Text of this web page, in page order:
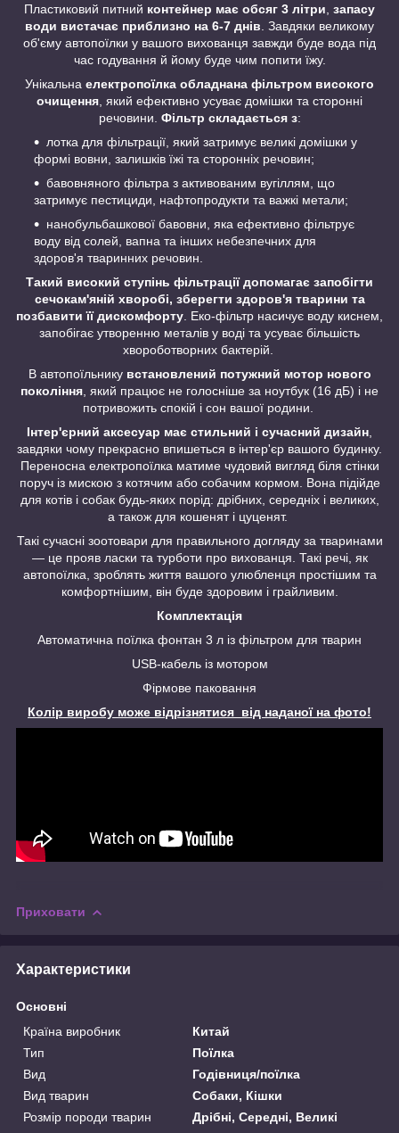
Пластиковий питний контейнер має обсяг 3 літри запасу
води вистачає приблизно на 6-7 днів . Завдяки великому
об'єму автопоїлки у вашого вихованця завжди буде вода під
час годування й йому буде чим попити їжу.
Унікальна електропоїлка обладнана фільтром високого
очищення , який ефективно усуває домішки та сторонні
речовини. Фільтр складається з:
лотка для фільтрації, який затримує великі домішки у
формі вовни, залишків їжі та сторонніх речовин;
бавовняного фільтра з активованим вугіллям, що
затримує пестициди, нафтопродукти та важкі метали;
нанобульбашкової бавовни, яка ефективно фільтрує
воду від солей, вапна та інших небезпечних для
здоров'я тваринних речовин.
Такий високий ступінь фільтрації допомагає запобігти
сечокам'яній хворобі, зберегти здоров'я тварини та
позбавити її дискомфорту . Еко-фільтр насичує воду киснем,
запобігає утворенню металів у воді та усуває більшість
хвороботворних бактерій.
В автопоїльнику встановлений потужний мотор нового
покоління , який працює не голосніше за ноутбук (16 дБ) і не
потривожить спокій і сон вашої родини.
Інтер'єрний аксесуар має стильний і сучасний дизайн
завдяки чому прекрасно впишеться в інтер'єр вашого будинку.
Переносна електропоїлка матиме чудовий вигляд біля стінки
поруч із мискою з котячим або собачим кормом. Вона підійде
для котів і собак будь-яких порід: дрібних, середніх і великих,
а також для кошенят і цуценят.
Такі сучасні зоотовари для правильного догляду за тваринами
— це прояв ласки та турботи про вихованця. Такі речі, як
автопоїлка, зроблять життя вашого улюбленця простішим та
комфортнішим, він буде здоровим і грайливим.
Комплектація
Автоматична поїлка фонтан 3 л із фільтром для тварин
USB-кабель із мотором
Фірмове паковання
Колір виробу може відрізнятися від наданої на фото!
Приховати
Характеристики
Основні
Країна виробник
Китай
Тип
Поїлка
Вид
Годівниця/поїлка
Вид тварин
Собаки, Кішки
Розмір породи тварин
Дрібні, Середні, Великі